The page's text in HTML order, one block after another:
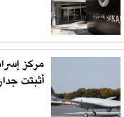
مركز
أثبتت